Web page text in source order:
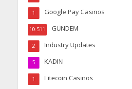
Google Pay Casinos
1
GÜNDEM
10.511
Industry Updates
2
KADIN
5
Litecoin Casinos
1